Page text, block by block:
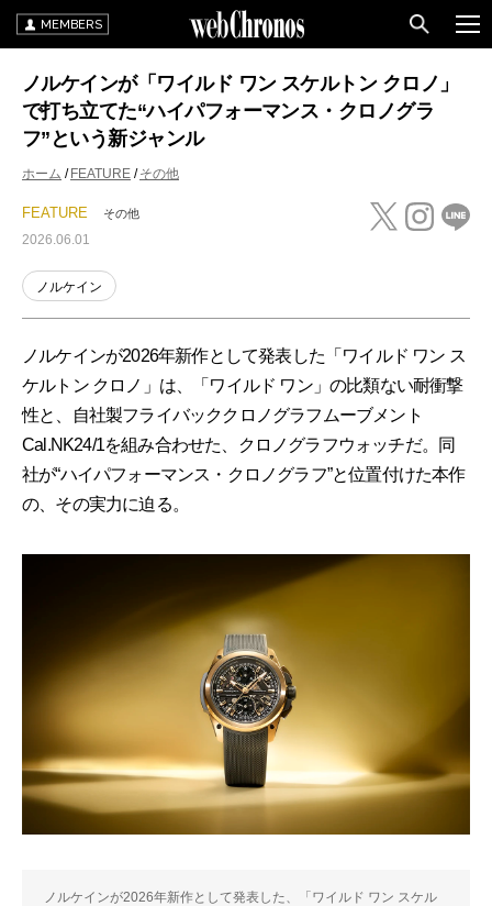
MEMBERS
ノルケインが「ワイルド ワン スケルトン クロノ」
で打ち立てた“ハイパフォーマンス・クロノグラ
フ”という新ジャンル
ホーム FEATURE その他
FEATURE その他
2026.06.01
ノルケイン
ノルケインが2026年新作として発表した「ワイルド ワン ス
ケルトン クロノ」は、「ワイルド ワン」の比類ない耐衝撃
性と、自社製フライバッククロノグラフムーブメント
Cal.NK24/1を組み合わせた、クロノグラフウォッチだ。同
社が“ハイパフォーマンス・クロノグラフ”と位置付けた本作
の、その実力に迫る。
ノルケインが2026年新作として発表した、「ワイルド ワン スケル